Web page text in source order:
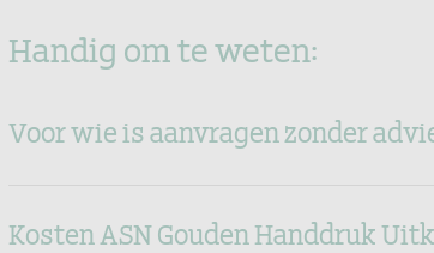
Handig om te weten:
Voor wie is aanvragen zonder
Kosten ASN Gouden Handdruk